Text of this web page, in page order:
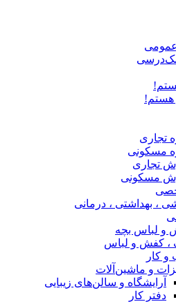
هستم!
تجاری
مسکونی
تجاری
مسکونی
، بهداشتی ، درمانی
و لباس بچه
، کفش و لباس
کار
و ماشین‌آلات
آرایشگاه و سالن‌های زیبایی
دفتر کار